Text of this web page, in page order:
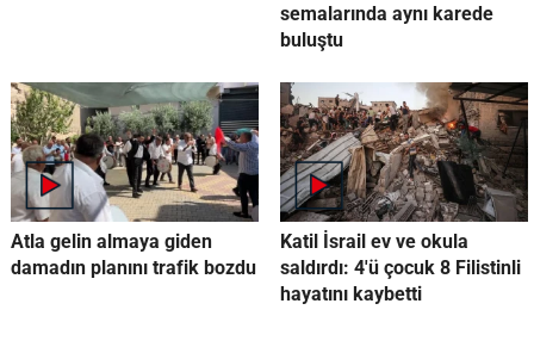
semalarında aynı karede
buluştu
Atla gelin almaya giden
damadın planını trafik bozdu
Katil İsrail ev ve okula
saldırdı: 4'ü çocuk 8 Filistinli
hayatını kaybetti